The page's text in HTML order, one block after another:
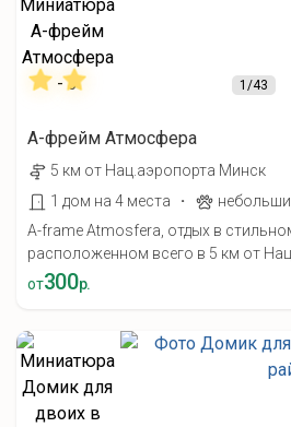
1/43
А-фрейм Атмосфера
5 км от Нац.аэропорта Минск
1 дом на 4 места
·
A-frame Atmosfera, отдых в
расположенном всего в 5 км от
от300р.